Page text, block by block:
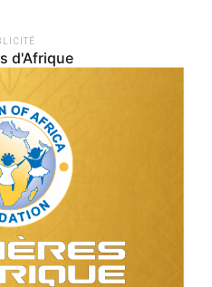
d'Afrique